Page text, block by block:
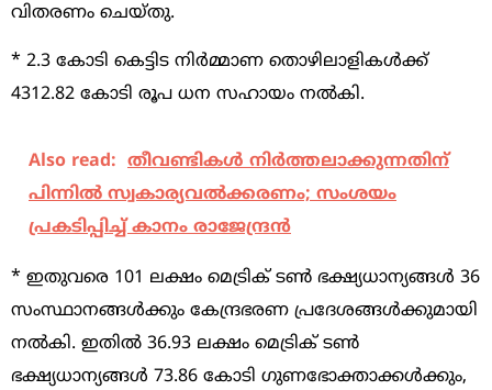
വിതരണം ചെയ്തു.
* 2.3 കോടി കെട്ടിട നിർമ്മാണ തൊഴിലാളികൾക്ക്
4312.82 കോടി രൂപ ധന സഹായം നൽകി.
Also read: തീവണ്ടികള്‍ നിര്‍ത്തലാക്കുന്നതിന്
പിന്നില്‍ സ്വകാര്യവല്‍ക്കരണം; സംശയം
പ്രകടിപ്പിച്ച് കാനം രാജേന്ദ്രന്‍
* ഇതുവരെ 101 ലക്ഷം മെട്രിക് ടൺ ഭക്ഷ്യധാന്യങ്ങൾ 36
സംസ്ഥാനങ്ങൾക്കും കേന്ദ്രഭരണ പ്രദേശങ്ങൾക്കുമായി
നൽകി. ഇതിൽ 36.93 ലക്ഷം മെട്രിക് ടൺ
ഭക്ഷ്യധാന്യങ്ങൾ 73.86 കോടി ഗുണഭോക്താക്കൾക്കും,